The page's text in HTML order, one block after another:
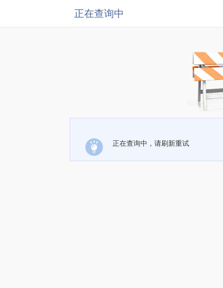
正在查询中
正在查询中，请刷新重试